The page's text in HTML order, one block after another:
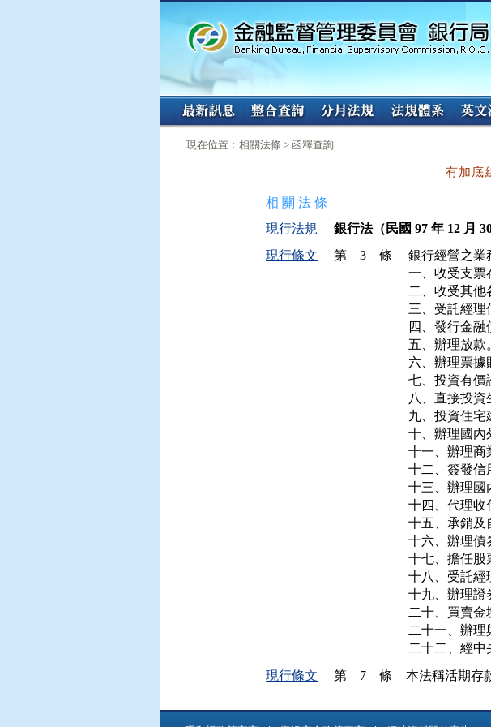
:::
現在位置：相關法條 > 函釋查詢
有加底
相 關 法 條
現行法規
銀行法（民國 97 年 12 月
現行條文
第 3 條
銀行經營之業
一、收受支票
二、收受其他
三、受託經理
四、發行金融
五、辦理放款
六、辦理票據
七、投資有價
八、直接投資
九、投資住宅
十、辦理國內
十一、辦理商
十二、簽發信
十三、辦理國
十四、代理收
十五、承銷及
十六、辦理債
十七、擔任股
十八、受託經
十九、辦理證
二十、買賣金
二十一、辦理
二十二、經中
現行條文
第 7 條 本法稱活期存